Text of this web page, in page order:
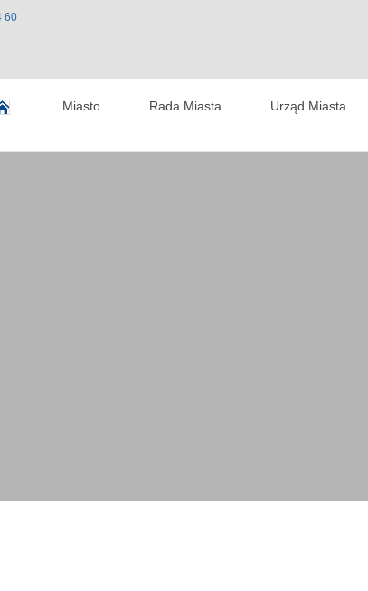
60
Miasto Rada Miasta Urząd Miasta